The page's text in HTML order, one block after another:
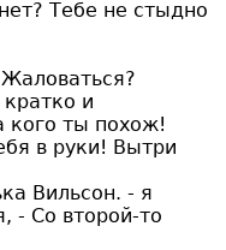
Тебе не стыдно
и
кого ты похож!
в руки! Вытри
Вильсон. - я
- Со второй-то